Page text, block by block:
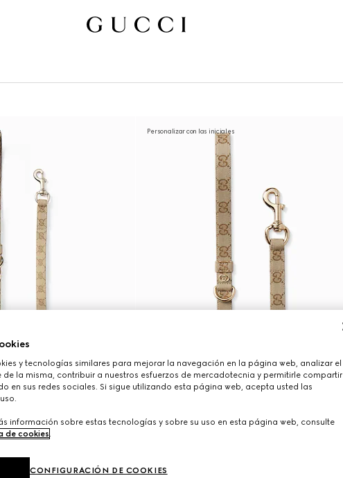
Personalizar con las iniciales
y tecnologías similares para mejorar la navegación en la página web, analizar el
de la misma, contribuir a nuestros esfuerzos de mercadotecnia y permitirle compartir
en sus redes sociales. Si sigue utilizando esta página web, acepta usted las
información sobre estas tecnologías y sobre su uso en esta página web, consulte
de cookies.
CONFIGURACIÓN DE COOKIES